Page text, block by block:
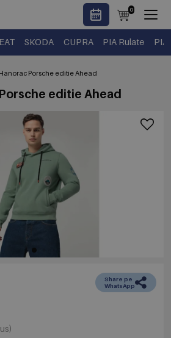
0
SKODA CUPRA PIA Rulate PIA
Hanorac Porsche editie Ahead
editie Ahead
Share pe
WhatsApp